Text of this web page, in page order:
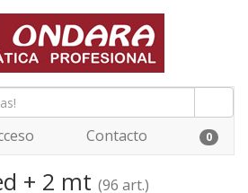
Contacto 0
+ 2 mt (96 art.)